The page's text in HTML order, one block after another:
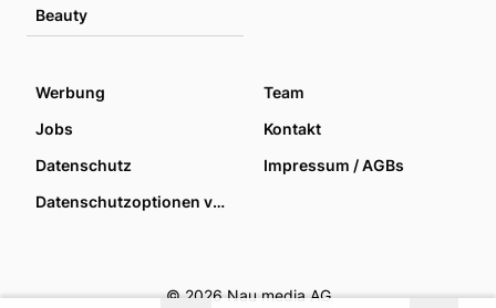
Beauty
Werbung
Team
Jobs
Kontakt
Datenschutz
Impressum / AGBs
Datenschutzoptionen verwalten
© 2026 Nau media AG